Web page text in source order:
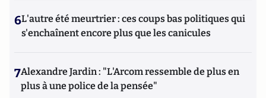
6L'autre été meurtrier : ces coups bas politiques qui
s'enchaînent encore plus que les canicules
7Alexandre Jardin : "L'Arcom ressemble de plus en
plus à une police de la pensée"